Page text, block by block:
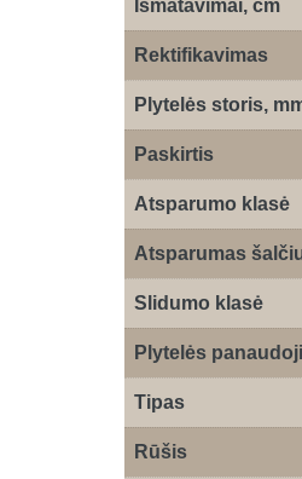
Išmatavimai, cm
Rektifikavimas
Plytelės storis,
Paskirtis
Atsparumo klasė
Atsparumas
Slidumo klasė
Plytelės
Tipas
Rūšis